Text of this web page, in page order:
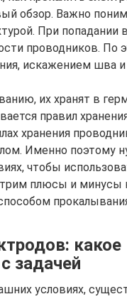
обзор. Важно
При попадании
проводников. По
искажением шва
их хранят в
правил
хранения
Именно поэтому
чтобы
плюсы и минусы
какое
задачей
условиях,